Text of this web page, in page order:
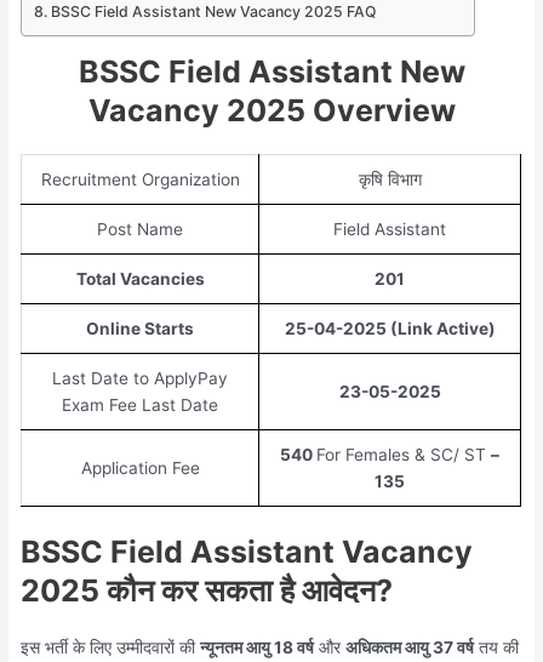
BSSC Field Assistant New Vacancy 2025 FAQ
BSSC Field Assistant New
Vacancy 2025 Overview
Recruitment Organization कृषि विभाग
Post Name Field Assistant
Total Vacancies 201
Online Starts 25-04-2025 (Link Active)
Last Date to ApplyPay
Exam Fee Last Date
23-05-2025
Application Fee
540 For Females & SC/ ST–
135
BSSC Field Assistant Vacancy
2025 कौन कर सकता है आवेदन?
इस भर्ती के लिए उम्मीदवारों कीन्यूनतम आयु 18 वर्षऔरअधिकतम आयु 37 वर्षतय की